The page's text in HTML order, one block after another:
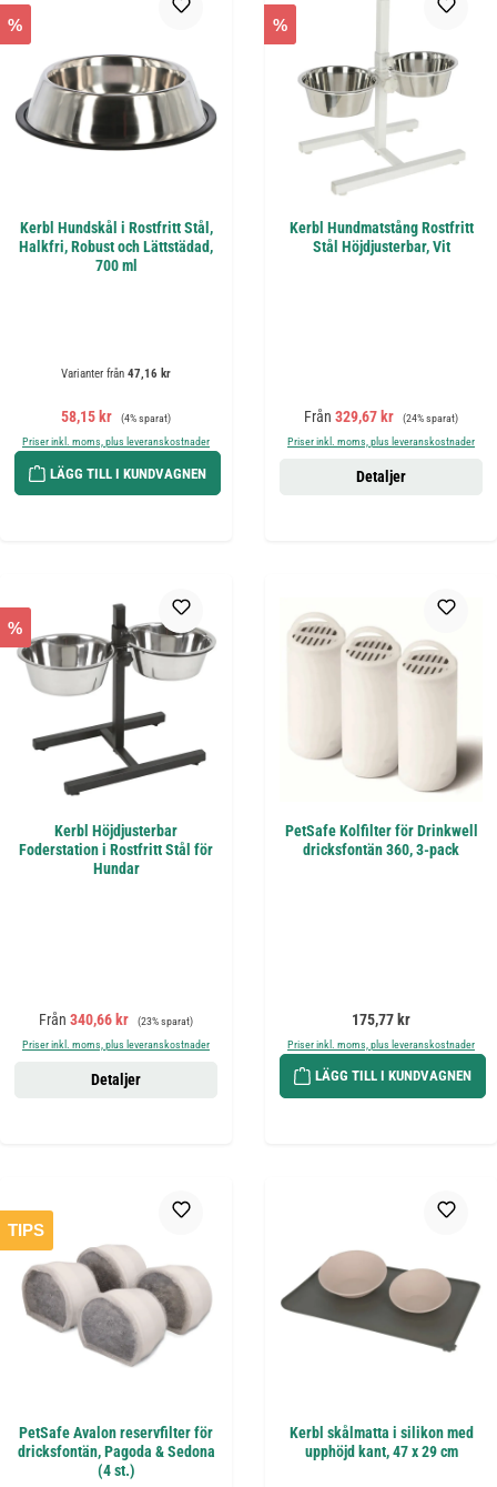
%
Kerbl Hundskål i Rostfritt Stål,
Halkfri, Robust och Lättstädad,
700 ml
Varianter från 47,16 kr
Försäljningspris:
58,15 kr Ordinarie pris:
(4% sparat)
Priser inkl. moms, plus leveranskostnader
LÄGG TILL I KUNDVAGNEN
%
Kerbl Hundmatstång Rostfritt
Stål Höjdjusterbar, Vit
Försäljningspris:
Från 329,67 kr Ordinarie pris:
(24% sparat)
Priser inkl. moms, plus leveranskostnader
Detaljer
%
Kerbl Höjdjusterbar
Foderstation i Rostfritt Stål för
Hundar
Försäljningspris:
Från 340,66 kr Ordinarie pris:
(23% sparat)
Priser inkl. moms, plus leveranskostnader
Detaljer
PetSafe Kolfilter för Drinkwell
dricksfontän 360, 3-pack
Ordinarie pris:
175,77 kr
Priser inkl. moms, plus leveranskostnader
LÄGG TILL I KUNDVAGNEN
TIPS
PetSafe Avalon reservfilter för
dricksfontän, Pagoda & Sedona
(4 st.)
Kerbl skålmatta i silikon med
upphöjd kant, 47 x 29 cm